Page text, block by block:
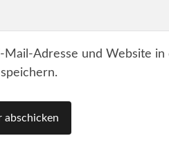
Mail-Adresse und Website